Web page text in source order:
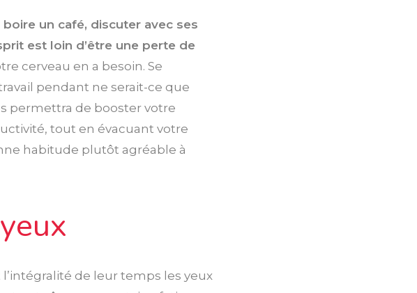
boire un café, discuter avec ses
est loin d’être une perte de
cerveau en a besoin. Se
pendant ne serait-ce que
permettra de booster votre
tout en évacuant votre
habitude plutôt agréable à
de leur temps les yeux